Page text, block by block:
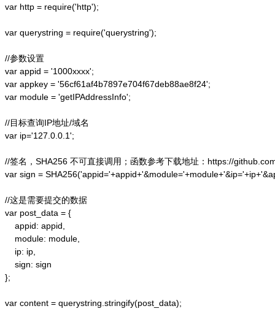
var http = require('http');
var querystring = require('querystring');
//参数设置
var appid = '1000xxxx';
var appkey = '56cf61af4b7897e704f67deb88ae8f24';
var module = 'getIPAddressInfo';
//目标查询IP地址/域名
var ip='127.0.0.1';
//签名，SHA256 不可直接调用；函数参考下载地址：https://
var sign =
//这是需要提交的数据
var post_data = {
    appid: appid,
    module: module,
    ip: ip,
    sign: sign
};
var content = querystring.stringify(post_data);